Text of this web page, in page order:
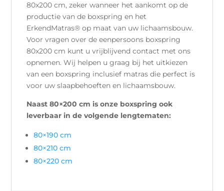
80x200 cm, zeker wanneer het aankomt op de
productie van de boxspring en het
ErkendMatras® op maat van uw lichaamsbouw.
Voor vragen over de eenpersoons boxspring
80x200 cm kunt u vrijblijvend contact met ons
opnemen. Wij helpen u graag bij het uitkiezen
van een boxspring inclusief matras die perfect is
voor uw slaapbehoeften en lichaamsbouw.
Naast 80×200 cm is onze boxspring ook
leverbaar in de volgende lengtematen:
80×190 cm
80×210 cm
80×220 cm